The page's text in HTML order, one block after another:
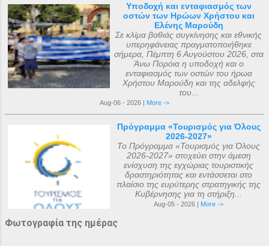
Υποδοχή και ενταφιασμός των
οστών των Ηρώων Χρήστου και
Ελένης Μαρούδη
Σε κλίμα βαθιάς συγκίνησης και εθνικής
υπερηφάνειας πραγματοποιήθηκε
σήμερα, Πέμπτη 6 Αυγούστου 2026, στα
Άνω Πορόια η υποδοχή και ο
ενταφιασμός των οστών του ήρωα
Χρήστου Μαρούδη και της αδελφής
του...
Aug-06 - 2026 | More ->
Πρόγραμμα «Τουρισμός για Όλους
2026-2027»
Το Πρόγραμμα «Τουρισμός για Όλους
2026-2027» στοχεύει στην άμεση
ενίσχυση της εγχώριας τουριστικής
δραστηριότητας και εντάσσεται στο
πλαίσιο της ευρύτερης στρατηγικής της
Κυβέρνησης για τη στήριξη...
Aug-05 - 2026 | More ->
Φωτογραφία της ημέρας